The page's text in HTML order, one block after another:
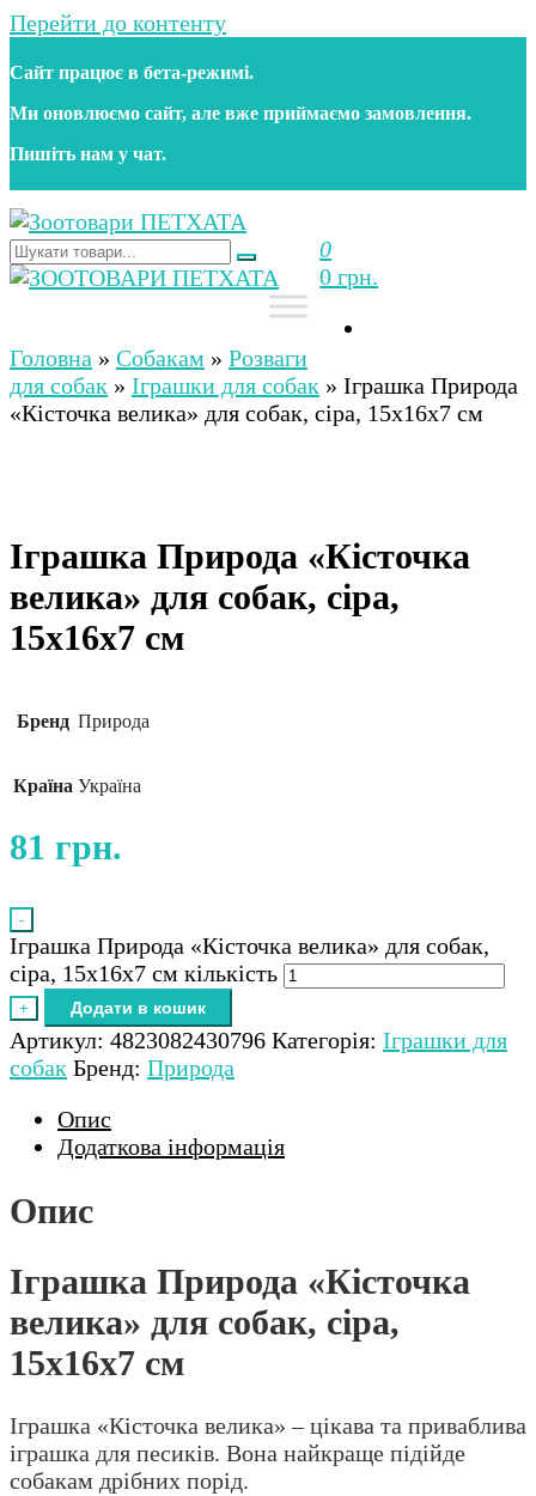
Перейти до контенту
Сайт працює в бета‑режимі.
Ми оновлюємо сайт, але вже приймаємо замовлення.
Пишіть нам у чат.
Зоотовари ПЕТХАТА
Зоомагазин для собак та котів | Корм, іграшки,
аксесуари та догляд за тваринами. Доставка по
0
0 грн.
Зоомагазин для собак та котів | Корм, іграшки,
аксесуари та догляд за тваринами. Доставка по
Україні
Головна » Собакам » Розваги
для собак » Іграшки для собак » Іграшка Природа
«Кісточка велика» для собак, сіра, 15х16х7 см
Іграшка Природа «Кісточка
велика» для собак, сіра,
15х16х7 см
Бренд Природа
Країна Україна
81 грн.
-
Іграшка Природа «Кісточка велика» для собак,
сіра, 15х16х7 см кількість
+ Додати в кошик
Артикул: 4823082430796 Категорія: Іграшки для
собак Бренд: Природа
Опис
Додаткова інформація
Опис
Іграшка Природа «Кісточка
велика» для собак, сіра,
15х16х7 см
Іграшка «Кісточка велика» – цікава та приваблива
іграшка для песиків. Вона найкраще підійде
собакам дрібних порід.